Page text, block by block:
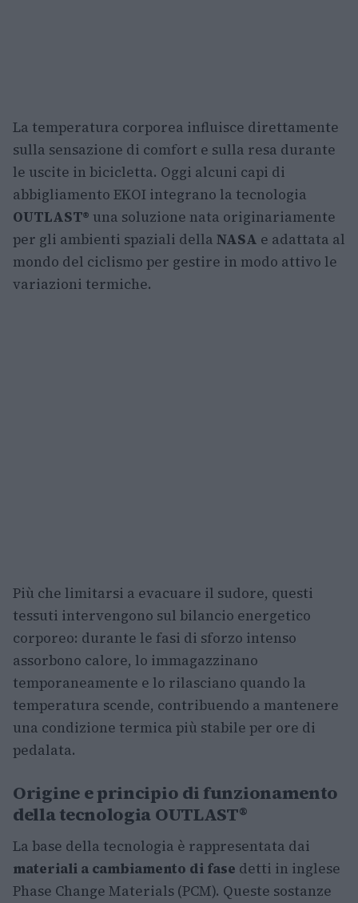
La temperatura corporea influisce direttamente
sulla sensazione di comfort e sulla resa durante
le uscite in bicicletta. Oggi alcuni capi di
abbigliamento EKOI integrano la tecnologia
OUTLAST® una soluzione nata originariamente
per gli ambienti spaziali della NASA e adattata al
mondo del ciclismo per gestire in modo attivo le
variazioni termiche.
Più che limitarsi a evacuare il sudore, questi
tessuti intervengono sul bilancio energetico
corporeo: durante le fasi di sforzo intenso
assorbono calore, lo immagazzinano
temporaneamente e lo rilasciano quando la
temperatura scende, contribuendo a mantenere
una condizione termica più stabile per ore di
pedalata.
Origine e principio di funzionamento
della tecnologia OUTLAST®
La base della tecnologia è rappresentata dai
materiali a cambiamento di fase detti in inglese
Phase Change Materials (PCM). Queste sostanze